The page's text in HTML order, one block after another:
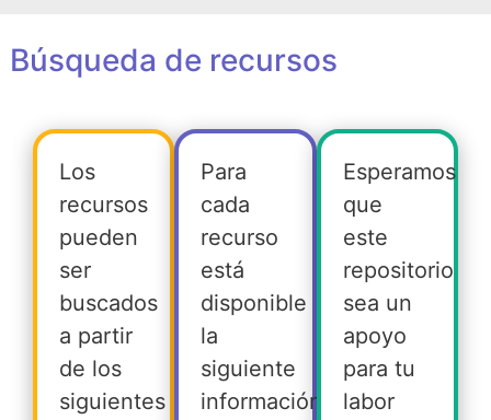
Búsqueda de recursos
Los
recursos
pueden
ser
buscados
a partir
de los
siguientes
Para
cada
recurso
está
disponible
la
siguiente
información:
Esperamos
que
este
repositorio
sea un
apoyo
para tu
labor